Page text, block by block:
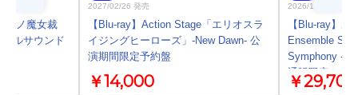
女ノ魔女裁
ルサウンド
2027/02/26 発売
【Blu-ray】Action Stage「エリオスラ
イジングヒーローズ」-New Dawn- 公
演期間限定予約盤
￥14,000
2026/12/23 発売
【Blu-ray】
Ensemble
Symphony -
通販限定セッ
￥29,700